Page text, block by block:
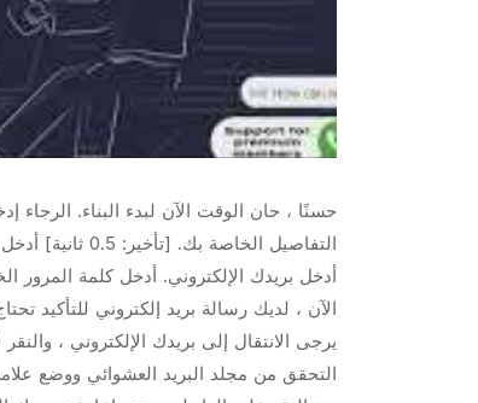
التفاصيل الخاصة بك. [تأخير: 0.5 ثانية] أدخل اسم المستخدم الخاص بك.
أدخل بريدك الإلكتروني. أدخل كلمة المرور الخاصة بك [تأخير: 0.5 ثانية] وقم بتأكيد كلمة المرور
الآن ، لديك رسالة بريد إلكتروني للتأكيد
يرجى الانتقال إلى بريدك الإلكتروني ،
التحقق من مجلد البريد العشوائي ووضع علامة